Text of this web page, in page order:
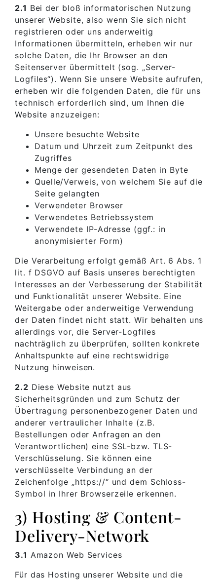
2.1 Bei der bloß informatorischen Nutzung
unserer Website, also wenn Sie sich nicht
registrieren oder uns anderweitig
Informationen übermitteln, erheben wir nur
solche Daten, die Ihr Browser an den
Seitenserver übermittelt (sog. „Server-
Logfiles“). Wenn Sie unsere Website aufrufen,
erheben wir die folgenden Daten, die für uns
technisch erforderlich sind, um Ihnen die
Website anzuzeigen:
Unsere besuchte Website
Datum und Uhrzeit zum Zeitpunkt des
Zugriffes
Menge der gesendeten Daten in Byte
Quelle/Verweis, von welchem Sie auf die
Seite gelangten
Verwendeter Browser
Verwendetes Betriebssystem
Verwendete IP-Adresse (ggf.: in
anonymisierter Form)
Die Verarbeitung erfolgt gemäß Art. 6 Abs. 1
lit. f DSGVO auf Basis unseres berechtigten
Interesses an der Verbesserung der Stabilität
und Funktionalität unserer Website. Eine
Weitergabe oder anderweitige Verwendung
der Daten findet nicht statt. Wir behalten uns
allerdings vor, die Server-Logfiles
nachträglich zu überprüfen, sollten konkrete
Anhaltspunkte auf eine rechtswidrige
Nutzung hinweisen.
2.2 Diese Website nutzt aus
Sicherheitsgründen und zum Schutz der
Übertragung personenbezogener Daten und
anderer vertraulicher Inhalte (z.B.
Bestellungen oder Anfragen an den
Verantwortlichen) eine SSL-bzw. TLS-
Verschlüsselung. Sie können eine
verschlüsselte Verbindung an der
Zeichenfolge „https://“ und dem Schloss-
Symbol in Ihrer Browserzeile erkennen.
3) Hosting & Content-
Delivery-Network
3.1 Amazon Web Services
Für das Hosting unserer Website und die